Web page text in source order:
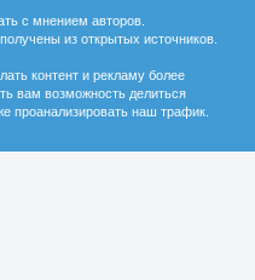
с мнением авторов.
из открытых источников.
контент и рекламу более
вам возможность делиться
проанализировать наш трафик.